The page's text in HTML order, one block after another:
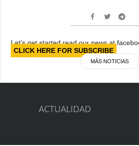
Let’s get started read our news at
CLICK HERE FOR SUBSCRIBE
MÁS NOTICIAS
ACTUALIDAD